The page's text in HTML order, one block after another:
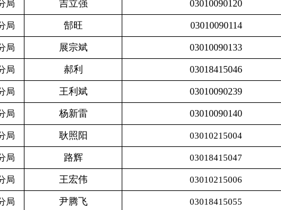
局 吉立强 03010090120
局 郜旺 03010090114
局 展宗斌 03010090133
局 郝利 03018415046
局 王利斌 03010090239
局 杨新雷 03010090140
局 耿照阳 03010215004
局 路辉 03018415047
局 王宏伟 03010215006
局 尹腾飞 03018415055